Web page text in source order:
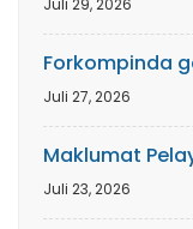
Juli 29, 2026
Forkompinda
Juli 27, 2026
Maklumat
Juli 23, 2026